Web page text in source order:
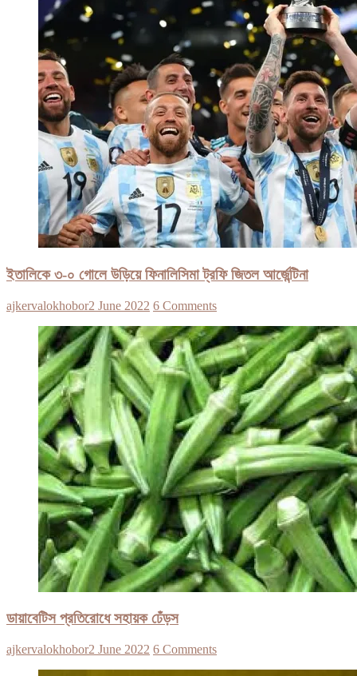
ইতালিকে ৩-০ গোলে উড়িয়ে ফিনালিসিমা ট্রফি জিতল আর্জেন্টিনা
ajkervalokhobor2 June 2022 6 Comments
ডায়াবেটিস প্রতিরোধে সহায়ক ঢেঁড়স
ajkervalokhobor2 June 2022 6 Comments